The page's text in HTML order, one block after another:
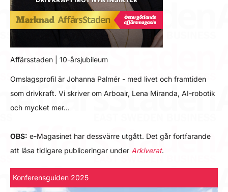
Affärsstaden | 10-årsjubileum
Omslagsprofil är Johanna Palmér - med livet och framtiden
som drivkraft. Vi skriver om Arboair, Lena Miranda, AI-robotik
och mycket mer…
OBS: e-Magasinet har dessvärre utgått. Det går fortfarande
att läsa tidigare publiceringar under Arkiverat.
Konferensguiden 2025